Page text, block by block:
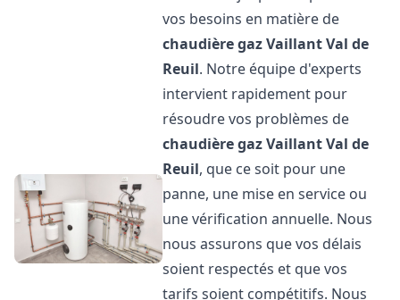
vos besoins en matière de
chaudière gaz VaillantVal de
Reuil. Notre équipe d'experts
intervient rapidement pour
résoudre vos problèmes de
chaudière gaz VaillantVal de
Reuil, que ce soit pour une
panne, une mise en service ou
une vérification annuelle. Nous
nous assurons que vos délais
soient respectés et que vos
tarifs soient compétitifs. Nous